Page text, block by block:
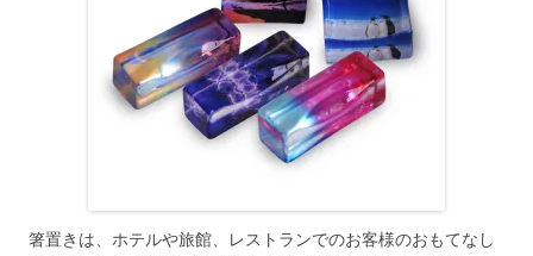
箸置きは、ホテルや旅館、レストランでのお客様のおもてなし